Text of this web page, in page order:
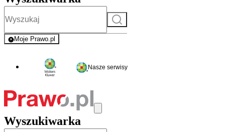
Szukaj
Moje Prawo.pl
- rejestracja i logowanie do serwisu
Nasze serwisy
Wyszukiwarka